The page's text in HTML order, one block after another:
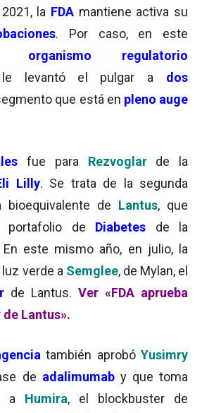
la FDA mantiene activa su
. Por caso, en este
el organismo regulatorio
le levantó el pulgar a dos
que está en pleno auge
fue para Rezvoglar
de la
Lilly. Se trata de la segunda
bioequivalente de Lantus, que
portafolio de Diabetes de la
En este mismo año, en julio, la
luz verde a Semglee, de Mylan, el
de Lantus. Ver «FDA aprueba
Lantus».
también aprobóYusimry
de adalimumaby que toma
a
Humira, el blockbuster de